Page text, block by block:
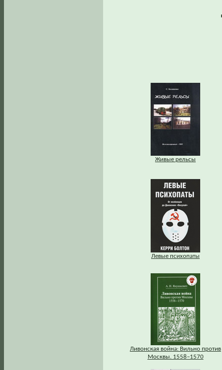
Живые рельсы
Левые психопаты
Ливонская война: Вильно против
Москвы. 1558–1570